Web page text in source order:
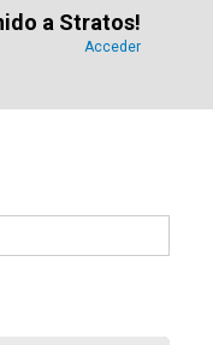
a Stratos!
Acceder